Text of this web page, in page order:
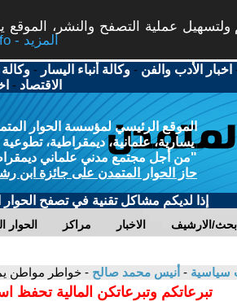
عملية التصفح والنشر،
More info - المزيد
اخبار الأدب والفن -وكالة أنباء اليسار -وكالة
الاقتصاد -
الموقع الرئيسي لمؤسسة الحوار
يسارية، علمانية، ديمقراطية،
"من أجل مجتمع مدني علماني
حاز الحوار المتمدن على جائزة ابن
إذا لديكم مشاكل تقنية في تصفح الحوار
الحوار مراكز الاخبار بحث/الارشيف
سياسية - أنيس محمد صالح - خواطر مواطن
تبرعاتكم وتبرعاتكن المالية تحفظ